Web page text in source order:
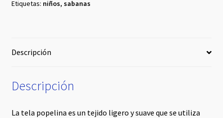
Etiquetas: niños, sabanas
Descripción
Descripción
La tela popelina es un tejido ligero y suave que se utiliza